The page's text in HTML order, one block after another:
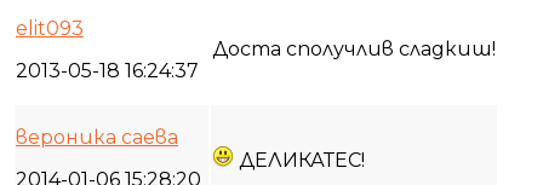
elit093
2013-05-18 16:24:37
Доста сполучлив сладкиш!
вероника саева
2014-01-06 15:28:20
ДЕЛИКАТЕС!